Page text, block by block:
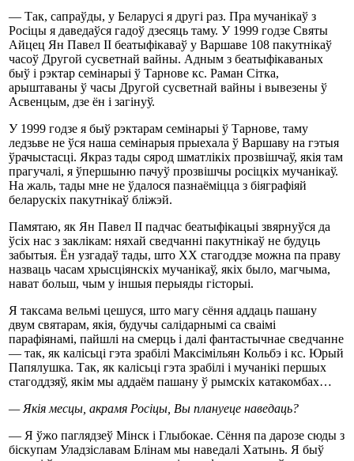
— Так, сапраўды, у Беларусі я другі раз. Пра мучанікаў з
Росіцы я даведаўся гадоў дзесяць таму. У 1999 годзе Святы
Айцец Ян Павел ІІ беатыфікаваў у Варшаве 108 пакутнікаў
часоў Другой сусветнай вайны. Адным з беатыфікаваных
быў і рэктар семінарыі ў Тарнове кс. Раман Сітка,
арыштаваны ў часы Другой сусветнай вайны і вывезены ў
Асвенцым, дзе ён і загінуў.
У 1999 годзе я быў рэктарам семінарыі ў Тарнове, таму
ледзьве не ўся наша семінарыя прыехала ў Варшаву на гэтыя
ўрачыстасці. Якраз тады сярод шматлікіх прозвішчаў, якія там
прагучалі, я ўпершыню пачуў прозвішчы росіцкіх мучанікаў.
На жаль, тады мне не ўдалося пазнаёміцца з біяграфіяй
беларускіх пакутнікаў бліжэй.
Памятаю, як Ян Павел ІІ падчас беатыфікацыі звярнуўся да
ўсіх нас з заклікам: няхай сведчанні пакутнікаў не будуць
забытыя. Ён узгадаў тады, што ХХ стагоддзе можна па праву
назваць часам хрысціянскіх мучанікаў, якіх было, магчыма,
нават больш, чым у іншыя перыяды гісторыі.
Я таксама вельмі цешуся, што магу сёння аддаць пашану
двум святарам, якія, будучы салідарнымі са сваімі
парафіянамі, пайшлі на смерць і далі фантастычнае сведчанне
— так, як калісьці гэта зрабілі Максімільян Кольбэ і кс. Юрый
Папялушка. Так, як калісьці гэта зрабілі і мучанікі першых
стагоддзяў, якім мы аддаём пашану ў рымскіх катакомбах…
— Якія месцы, акрамя Росіцы, Вы плануеце наведаць?
— Я ўжо паглядзеў Мінск і Глыбокае. Сёння па дарозе сюды з
біскупам Уладзіславам Блінам мы наведалі Хатынь. Я быў